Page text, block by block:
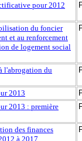
pour 2012
du foncier
et au renforcement
de logement social
l'abrogation du
2013
2013 : première
des finances
à 2017